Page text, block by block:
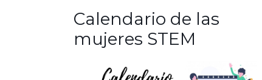
Calendario de las
mujeres STEM